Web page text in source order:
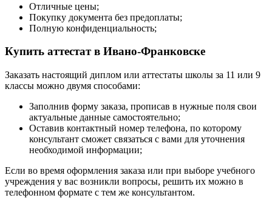
Отличные цены;
Покупку документа без предоплаты;
Полную конфиденциальность;
Купить аттестат в Ивано-Франковске
Заказать настоящий диплом или аттестаты школы за 11 или 9
классы можно двумя способами:
Заполнив форму заказа, прописав в нужные поля свои
актуальные данные самостоятельно;
Оставив контактный номер телефона, по которому
консультант сможет связаться с вами для уточнения
необходимой информации;
Если во время оформления заказа или при выборе учебного
учреждения у вас возникли вопросы, решить их можно в
телефонном формате с тем же консультантом.